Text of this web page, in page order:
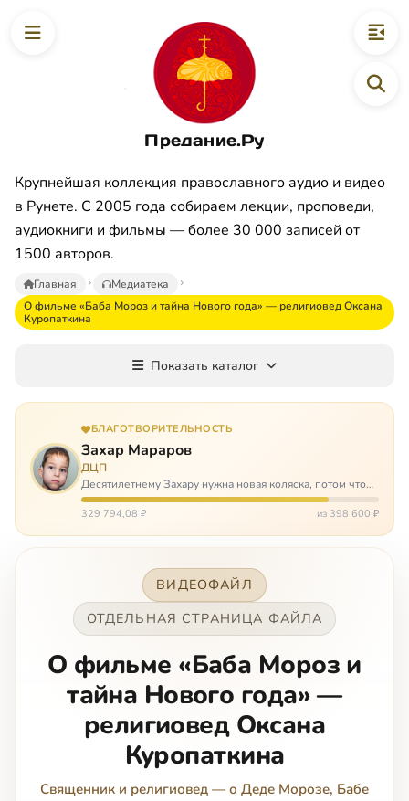
Предание.Ру
Крупнейшая коллекция православного аудио и видео
в Рунете. С 2005 года собираем лекции, проповеди,
аудиокниги и фильмы — более 30 000 записей от
1500 авторов.
Главная
Медиатека
О фильме «Баба Мороз и тайна Нового года» — религиовед Оксана
Куропаткина
Показать каталог
БЛАГОТВОРИТЕЛЬНОСТЬ
Захар Мараров
ДЦП
Десятилетнему Захару нужна новая коляска, потом что
старая сломалась. А без коляски он не сможет не только
просто выходить из дома, но и продолжать лечение в
329 794,08 ₽ из 398 600 ₽
ВИДЕОФАЙЛ
ОТДЕЛЬНАЯ СТРАНИЦА ФАЙЛА
О фильме «Баба Мороз и
тайна Нового года» —
религиовед Оксана
Куропаткина
Священник и религиовед — о Деде Морозе, Бабе